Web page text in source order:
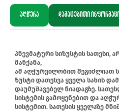
აღწერა დამატებითი
პნევმატური სიზუსტის სათესი,
მანქანა,
ამ აღჭურვილობით შეგიძლიათ
ზუსტი დათესვა ყველა სახის
დაუმუშავებელ ნიადაგზე.
სისტემის გამოყენებით და
სისტემით. სათესის ყველაზე